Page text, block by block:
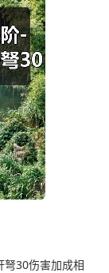
弩30伤害加成相